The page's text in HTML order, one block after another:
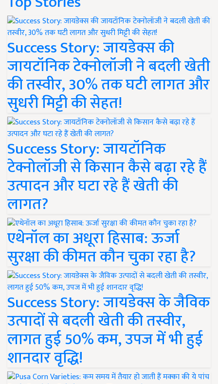
Success Story: जायडेक्स की
जायटॉनिक टेक्नोलॉजी ने बदली खेती
की तस्वीर, 30% तक घटी लागत और
सुधरी मिट्टी की सेहत!
Success Story: जायटॉनिक
टेक्नोलॉजी से किसान कैसे बढ़ा रहे हैं
उत्पादन और घटा रहे हैं खेती की
लागत?
एथेनॉल का अधूरा हिसाब: ऊर्जा
सुरक्षा की कीमत कौन चुका रहा है?
Success Story: जायडेक्स के जैविक
उत्पादों से बदली खेती की तस्वीर,
लागत हुई 50% कम, उपज में भी हुई
शानदार वृद्धि!